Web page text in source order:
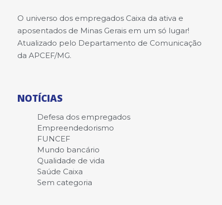
O universo dos empregados Caixa da ativa e
aposentados de Minas Gerais em um só lugar!
Atualizado pelo Departamento de Comunicação
da APCEF/MG.
NOTÍCIAS
Defesa dos empregados
Empreendedorismo
FUNCEF
Mundo bancário
Qualidade de vida
Saúde Caixa
Sem categoria